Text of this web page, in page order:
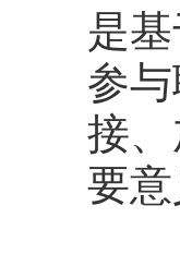
是
参
接
要意